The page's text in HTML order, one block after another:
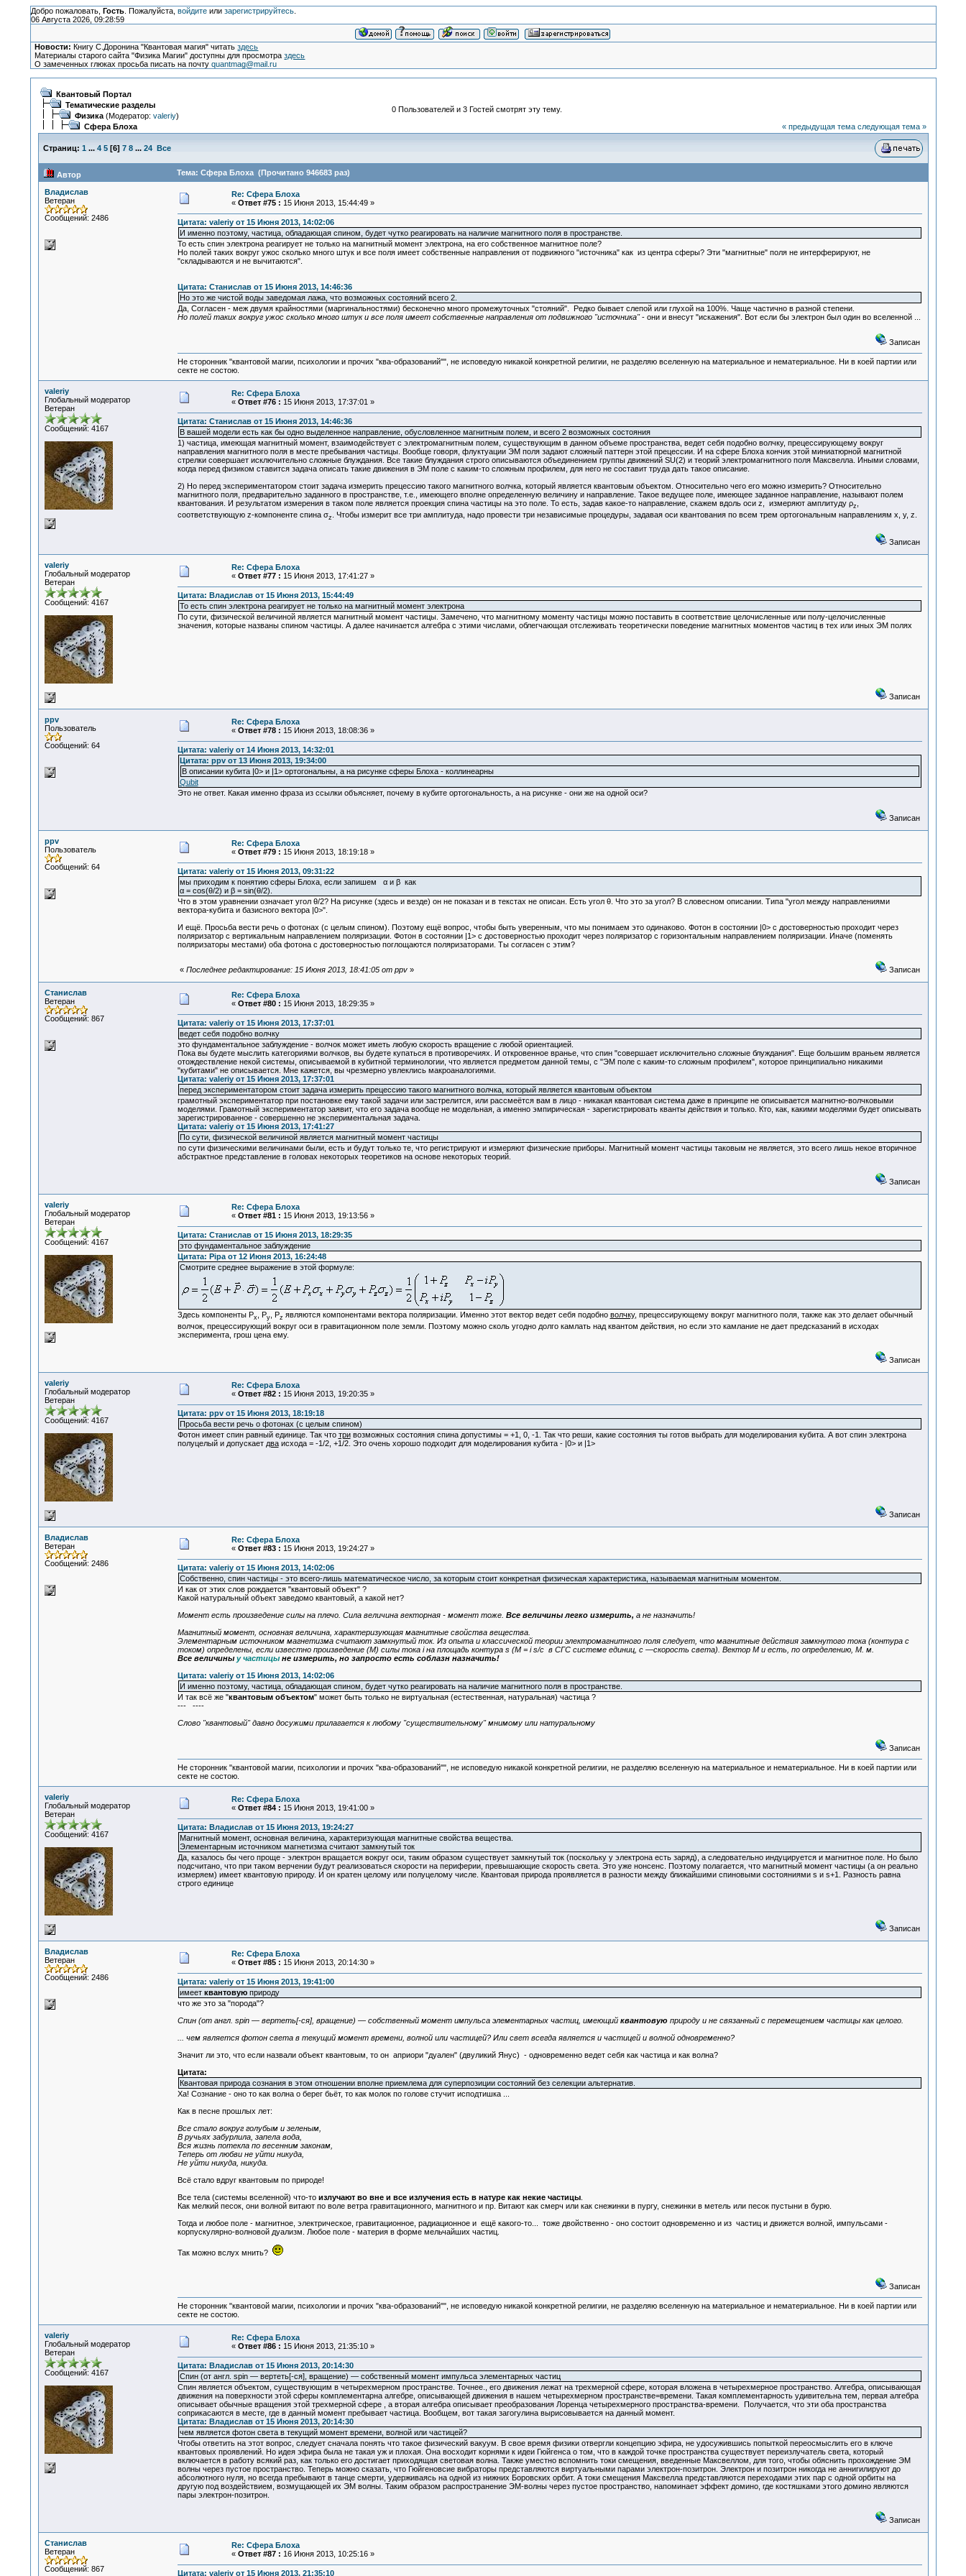
Добро пожаловать, Гость. Пожалуйста, войдитеили зарегистрируйтесь.
06 Августа 2026, 09:28:59
Новости: Книгу С.Доронина "Квантовая магия" читатьздесь
Материалы старого сайта "Физика Магии" доступны для просмотраздесь
О замеченных глюках просьба писать на почтуquantmag@mail.ru
Квантовый Портал
Тематические разделы
Физика(Модератор: valeriy)
Сфера Блоха
0 Пользователей и 3 Гостей смотрят эту тему.
« предыдущая тема следующая тема »
Страниц: 1 ... 4 5[6] 7 8 ... 24 Все
Автор Тема: Сфера Блоха (Прочитано 946683 раз)
Владислав
Ветеран
Сообщений: 2486
Re: Сфера Блоха
« Ответ #75 : 15 Июня 2013, 15:44:49 »
Цитата: valeriy от 15 Июня 2013, 14:02:06
И именно поэтому, частица, обладающая спином, будет чутко реагировать на наличие магнитного поля в пространстве.
То есть спин электрона реагирует не только на магнитный момент электрона, на его собственное магнитное поле?
Но полей таких вокруг ужос сколько много штук и все поля имеет собственные направления от подвижного "источника" как из центра сферы? Эти "магнитные" поля не интерферируют, не
"складываются и не вычитаются".
Цитата: Станислав от 15 Июня 2013, 14:46:36
Но это же чистой воды заведомая лажа, что возможных состояний всего 2.
Да, Согласен - меж двумя крайностями (маргинальностями) бесконечно много промежуточных "стояний". Редко бывает слепой или глухой на 100%. Чаще частично в разной степени.
Но полей таких вокруг ужос сколько много штук и все поля имеет собственные направления от подвижного "источника"- они и внесут "искажения". Вот если бы электрон был один во вселенной ...
Записан
Не сторонник "квантовой магии, психологии и прочих "ква-образований"", не исповедую никакой конкретной религии, не разделяю вселенную на материальное и нематериальное. Ни в коей партии или
секте не состою.
valeriy
Глобальный модератор
Ветеран
Сообщений: 4167
Re: Сфера Блоха
« Ответ #76 : 15 Июня 2013, 17:37:01 »
Цитата: Станислав от 15 Июня 2013, 14:46:36
В вашей модели есть как бы одно выделенное направление, обусловленное магнитным полем, и всего 2 возможных состояния
1) частица, имеющая магнитный момент, взаимодействует с электромагнитным полем, существующим в данном объеме пространства, ведет себя подобно волчку, прецессирующему вокруг
направления магнитного поля в месте пребывания частицы. Вообще говоря, флуктуации ЭМ поля задают сложный паттерн этой прецессии. И на сфере Блоха кончик этой миниатюрной магнитной
стрелки совершает исключительно сложные блуждания. Все такие блуждания строго описываются объединением группы движений SU(2) и теорий электромагнитного поля Максвелла. Иными словами,
когда перед физиком ставится задача описать такие движения в ЭМ поле с каким-то сложным профилем, для него не составит труда дать такое описание.
2) Но перед экспериментатором стоит задача измерить прецессию такого магнитного волчка, который является квантовым объектом. Относительно чего его можно измерить? Относительно
магнитного поля, предварительно заданного в пространстве, т.е., имеющего вполне определенную величину и направление. Такое ведущее поле, имеющее заданное направление, называют полем
квантования. И результатом измерения в таком поле является проекция спина частицы на это поле. То есть, задав какое-то направление, скажем вдоль оси z, измеряют амплитуду ρz
соответствующую z-компоненте спина σz . Чтобы измерит все три амплитуда, надо провести три независимые процедуры, задавая оси квантования по всем трем ортогональным направлениям x, y, z.
Записан
valeriy
Глобальный модератор
Ветеран
Сообщений: 4167
Re: Сфера Блоха
« Ответ #77 : 15 Июня 2013, 17:41:27 »
Цитата: Владислав от 15 Июня 2013, 15:44:49
То есть спин электрона реагирует не только на магнитный момент электрона
По сути, физической величиной является магнитный момент частицы. Замечено, что магнитному моменту частицы можно поставить в соответствие целочисленные или полу-целочисленные
значения, которые названы спином частицы. А далее начинается алгебра с этими числами, облегчающая отслеживать теоретически поведение магнитных моментов частиц в тех или иных ЭМ полях
Записан
ppv
Пользователь
Сообщений: 64
Re: Сфера Блоха
« Ответ #78 : 15 Июня 2013, 18:08:36 »
Цитата: valeriy от 14 Июня 2013, 14:32:01
Цитата: ppv от 13 Июня 2013, 19:34:00
В описании кубита |0> и |1> ортогональны, а на рисунке сферы Блоха - коллинеарны
Qubit
Это не ответ. Какая именно фраза из ссылки объясняет, почему в кубите ортогональность, а на рисунке - они же на одной оси?
Записан
ppv
Пользователь
Сообщений: 64
Re: Сфера Блоха
« Ответ #79 : 15 Июня 2013, 18:19:18 »
Цитата: valeriy от 15 Июня 2013, 09:31:22
мы приходим к понятию сферы Блоха, если запишем α и β как
α = cos(θ/2) и β = sin(θ/2).
Что в этом уравнении означает угол θ/2? На рисунке (здесь и везде) он не показан и в текстах не описан. Есть угол θ. Что это за угол? В словесном описании. Типа "угол между направлениями
вектора-кубита и базисного вектора |0>".
И ещё. Просьба вести речь о фотонах (с целым спином). Поэтому ещё вопрос, чтобы быть уверенным, что мы понимаем это одинаково. Фотон в состоянии |0> с достоверностью проходит через
поляризатор с вертикальным направлением поляризации. Фотон в состоянии |1> с достоверностью проходит через поляризатор с горизонтальным направлением поляризации. Иначе (поменять
поляризаторы местами) оба фотона с достоверностью поглощаются поляризаторами. Ты согласен с этим?
« Последнее редактирование: 15 Июня 2013, 18:41:05 от ppv» Записан
Станислав
Ветеран
Сообщений: 867
Re: Сфера Блоха
« Ответ #80 : 15 Июня 2013, 18:29:35 »
Цитата: valeriy от 15 Июня 2013, 17:37:01
ведет себя подобно волчку
это фундаментальное заблуждение - волчок может иметь любую скорость вращение с любой ориентацией.
Пока вы будете мыслить категориями волчков, вы будете купаться в противоречиях. И откровенное вранье, что спин "совершает исключительно сложные блуждания". Еще большим враньем является
отождествление некой системы, описываемой в кубитной терминологии, что является предметом данной темы, с "ЭМ поле с каким-то сложным профилем", которое принципиально никакими
"кубитами" не описывается. Мне кажется, вы чрезмерно увлеклись макроаналогиями.
Цитата: valeriy от 15 Июня 2013, 17:37:01
перед экспериментатором стоит задача измерить прецессию такого магнитного волчка, который является квантовым объектом
грамотный экспериментатор при постановке ему такой задачи или застрелится, или рассмеётся вам в лицо - никакая квантовая система даже в принципе не описывается магнитно-волчковыми
моделями. Грамотный экспериментатор заявит, что его задача вообще не модельная, а именно эмпирическая - зарегистрировать кванты действия и только. Кто, как, какими моделями будет описывать
зарегистрированное - совершенно не экспериментальная задача.
Цитата: valeriy от 15 Июня 2013, 17:41:27
По сути, физической величиной является магнитный момент частицы
по сути физическими величинами были, есть и будут только те, что регистрируют и измеряют физические приборы. Магнитный момент частицы таковым не является, это всего лишь некое вторичное
абстрактное представление в головах некоторых теоретиков на основе некоторых теорий.
Записан
valeriy
Глобальный модератор
Ветеран
Сообщений: 4167
Re: Сфера Блоха
« Ответ #81 : 15 Июня 2013, 19:13:56 »
Цитата: Станислав от 15 Июня 2013, 18:29:35
это фундаментальное заблуждение
Цитата: Pipa от 12 Июня 2013, 16:24:48
Смотрите среднее выражение в этой формуле:
Здесь компоненты Px , Py, Pz являются компонентами вектора поляризации. Именно этот вектор ведет себя подобно волчку, прецессирующему вокруг магнитного поля, также как это делает обычный
волчок, прецессирующий вокруг оси в гравитационном поле земли. Поэтому можно сколь угодно долго камлать над квантом действия, но если это камлание не дает предсказаний в исходах
эксперимента, грош цена ему.
Записан
valeriy
Глобальный модератор
Ветеран
Сообщений: 4167
Re: Сфера Блоха
« Ответ #82 : 15 Июня 2013, 19:20:35 »
Цитата: ppv от 15 Июня 2013, 18:19:18
Просьба вести речь о фотонах (с целым спином)
Фотон имеет спин равный единице. Так что тривозможных состояния спина допустимы = +1, 0, -1. Так что реши, какие состояния ты готов выбрать для моделирования кубита. А вот спин электрона
полуцелый и допускает дваисхода = -1/2, +1/2. Это очень хорошо подходит для моделирования кубита - |0> и |1>
Записан
Владислав
Ветеран
Сообщений: 2486
Re: Сфера Блоха
« Ответ #83 : 15 Июня 2013, 19:24:27 »
Цитата: valeriy от 15 Июня 2013, 14:02:06
Собственно, спин частицы - это всего-лишь математическое число, за которым стоит конкретная физическая характеристика, называемая магнитным моментом.
И как от этих слов рождается "квантовый объект" ?
Какой натуральный объект заведомо квантовый, а какой нет?
Момент есть произведение силы на плечо. Сила величина векторная - момент тоже. Все величины легко измерить, а не назначить!
Магнитный момент, основная величина, характеризующая магнитные свойства вещества.
Элементарным источником магнетизма считают замкнутый ток. Из опыта и классической теории электромагнитного поля следует, что магнитные действия замкнутого тока (контура с
током) определены, если известно произведение (М) силы тока i на площадь контура s (М = i s/c в СГС системе единиц, с —скорость света). Вектор М и есть, по определению, М. м.
Все величиныу частицыне измерить, но запросто есть соблазн назначить!
Цитата: valeriy от 15 Июня 2013, 14:02:06
И именно поэтому, частица, обладающая спином, будет чутко реагировать на наличие магнитного поля в пространстве.
И так всё же "квантовым объектом" может быть только не виртуальная (естественная, натуральная) частица ?
--- ----
Слово "квантовый" давно досужими прилагается к любому "существительному" мнимому или натуральному
Записан
Не сторонник "квантовой магии, психологии и прочих "ква-образований"", не исповедую никакой конкретной религии, не разделяю вселенную на материальное и нематериальное. Ни в коей партии или
секте не состою.
valeriy
Глобальный модератор
Ветеран
Сообщений: 4167
Re: Сфера Блоха
« Ответ #84 : 15 Июня 2013, 19:41:00 »
Цитата: Владислав от 15 Июня 2013, 19:24:27
Магнитный момент, основная величина, характеризующая магнитные свойства вещества.
Элементарным источником магнетизма считают замкнутый ток
Да, казалось бы чего проще - электрон вращается вокруг оси, таким образом существует замкнутый ток (поскольку у электрона есть заряд), а следовательно индуцируется и магнитное поле. Но было
подсчитано, что при таком верчении будут реализоваться скорости на периферии, превышающие скорость света. Это уже нонсенс. Поэтому полагается, что магнитный момент частицы (а он реально
измеряем) имеет квантовую природу. И он кратен целому или полуцелому числе. Квантовая природа проявляется в разности между ближайшими спиновыми состояниями s и s+1. Разность равна
строго единице
Записан
Владислав
Ветеран
Сообщений: 2486
Re: Сфера Блоха
« Ответ #85 : 15 Июня 2013, 20:14:30 »
Цитата: valeriy от 15 Июня 2013, 19:41:00
имеет квантовую природу
что же это за "порода"?
Спин (от англ. spin — вертеть[-ся], вращение) — собственный момент импульса элементарных частиц, имеющий квантовую природу и не связанный с перемещением частицы как целого.
... чем является фотон света в текущий момент времени, волной или частицей? Или свет всегда является и частицей и волной одновременно?
Значит ли это, что если назвали объект квантовым, то он априори "дуален" (двуликий Янус) - одновременно ведет себя как частица и как волна?
Цитата:
Квантовая природа сознания в этом отношении вполне приемлема для суперпозиции состояний без селекции альтернатив.
Ха! Сознание - оно то как волна о берег бьёт, то как молок по голове стучит исподтишка ...
Как в песне прошлых лет:
Все стало вокруг голубым и зеленым,
В ручьях забурлила, запела вода,
Вся жизнь потекла по весенним законам,
Теперь от любви не уйти никуда,
Не уйти никуда, никуда.
Всё стало вдруг квантовым по природе!
Все тела (системы вселенной) что-то излучают во вне и все излучения есть в натуре как некие частицы.
Как мелкий песок, они волной витают по воле ветра гравитационного, магнитного и пр. Витают как смерч или как снежинки в пургу, снежинки в метель или песок пустыни в бурю.
Тогда и любое поле - магнитное, электрическое, гравитационное, радиационное и ещё какого-то... тоже двойственно - оно состоит одновременно и из частиц и движется волной, импульсами -
корпускулярно-волновой дуализм. Любое поле - материя в форме мельчайших частиц.
Так можно вслух мнить?
Записан
Не сторонник "квантовой магии, психологии и прочих "ква-образований"", не исповедую никакой конкретной религии, не разделяю вселенную на материальное и нематериальное. Ни в коей партии или
секте не состою.
valeriy
Глобальный модератор
Ветеран
Сообщений: 4167
Re: Сфера Блоха
« Ответ #86 : 15 Июня 2013, 21:35:10 »
Цитата: Владислав от 15 Июня 2013, 20:14:30
Спин (от англ. spin — вертеть[-ся], вращение) — собственный момент импульса элементарных частиц
Спин является объектом, существующим в четырехмерном пространстве. Точнее., его движения лежат на трехмерной сфере, которая вложена в четырехмерное пространство. Алгебра, описывающая
движения на поверхности этой сферы комплементарна алгебре, описывающей движения в нашем четырехмерном пространстве=времени. Такая комплементарность удивительна тем, первая алгебра
описывает обычные вращения этой трехмерной сфере , а вторая алгебра описывает преобразования Лоренца четырехмерного пространства-времени. Получается, что эти оба пространства
соприкасаются в месте, где в данный момент пребывает частица. Вообщем, вот такая загогулина вырисовывается на данный момент.
Цитата: Владислав от 15 Июня 2013, 20:14:30
чем является фотон света в текущий момент времени, волной или частицей?
Чтобы ответить на этот вопрос, следует сначала понять что такое физический вакуум. В свое время физики отвергли концепцию эфира, не удосужившись попыткой переосмыслить его в ключе
квантовых проявлений. Но идея эфира была не такая уж и плохая. Она восходит корнями к идеи Гюйгенса о том, что в каждой точке пространства существует переизлучатель света, который
включается в работу всякий раз, как только его достигает приходящая световая волна. Также уместно вспомнить токи смещения, введенные Максвеллом, для того, чтобы обяснить прохождение ЭМ
волны через пустое пространство. Теперь можно сказать, что Гюйгеновсие вибраторы представляются виртуальными парами электрон-позитрон. Электрон и позитрон никогда не аннигилируют до
абсолютного нуля, но всегда пребывают в танце смерти, удерживаясь на одной из нижних Боровских орбит. А токи смещения Максвелла представляются переходами этих пар с одной орбиты на
другую под воздействием, возмущающей их ЭМ волны. Таким образом распространение ЭМ-волны через пустое пространство, напоминает эффект домино, где костяшками этого домино являются
пары электрон-позитрон.
Записан
Станислав
Ветеран
Сообщений: 867
Re: Сфера Блоха
« Ответ #87 : 16 Июня 2013, 10:25:16 »
Цитата: valeriy от 15 Июня 2013, 21:35:10